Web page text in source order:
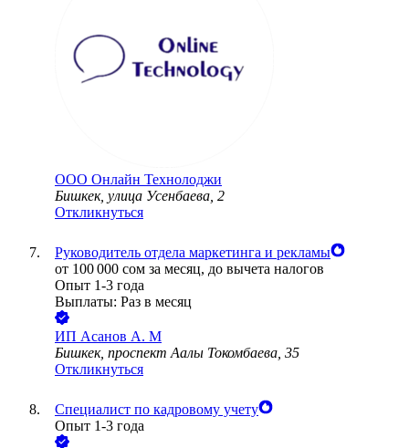
ООО Онлайн Технолоджи
Бишкек, улица Усенбаева, 2
Откликнуться
Руководитель отдела маркетинга и рекламы
от 100 000 сом за месяц, до вычета налогов
Опыт 1-3 года
Выплаты: Раз в месяц
ИП Асанов А. М
Бишкек, проспект Аалы Токомбаева, 35
Откликнуться
Специалист по кадровому учету
Опыт 1-3 года